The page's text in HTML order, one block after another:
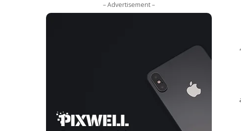
– Advertisement –